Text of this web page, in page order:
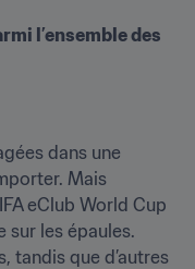
l’ensemble des
dans une
Mais
eClub World Cup
sur les épaules.
tandis que d’autres